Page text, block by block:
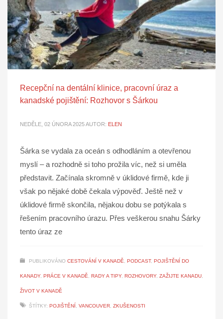
Recepční na dentální klinice, pracovní úraz a
kanadské pojištění: Rozhovor s Šárkou
NEDĚLE, 02 ÚNORA 2025AUTOR: ELEN
Šárka se vydala za oceán s odhodláním a otevřenou
myslí – a rozhodně si toho prožila víc, než si uměla
představit. Začínala skromně v úklidové firmě, kde ji
však po nějaké době čekala výpověď. Ještě než v
úklidové firmě skončila, nějakou dobu se potýkala s
řešením pracovního úrazu. Přes veškerou snahu Šárky
tento úraz ze
PUBLIKOVÁNO CESTOVÁNÍ V KANADĚ, PODCAST, POJIŠTĚNÍ DO
KANADY, PRÁCE V KANADĚ, RADY A TIPY, ROZHOVORY, ZAŽIJTE KANADU,
ŽIVOT V KANADĚ
ŠTÍTKY: POJIŠTĚNÍ , VANCOUVER, ZKUŠENOSTI